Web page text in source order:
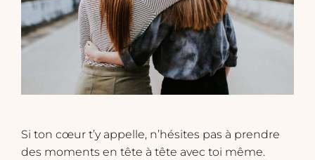
Si ton cœur t’y appelle, n’hésites pas à prendre
des moments en tête à tête avec toi même.